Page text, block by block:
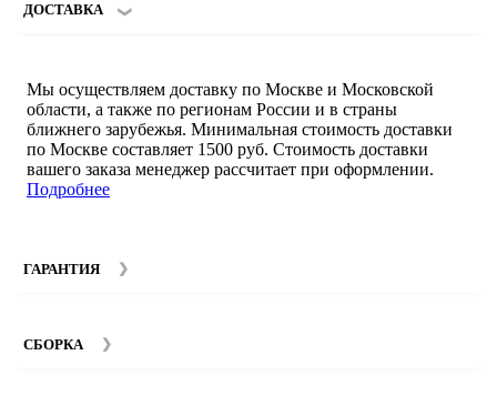
ДОСТАВКА
Мы осуществляем доставку по Москве и Московской
области, а также по регионам России и в страны
ближнего зарубежья. Минимальная стоимость доставки
по Москве составляет 1500 руб. Стоимость доставки
вашего заказа менеджер рассчитает при оформлении.
Подробнее
ГАРАНТИЯ
составляет 12 месяцев с момента покупки при
СБОРКА